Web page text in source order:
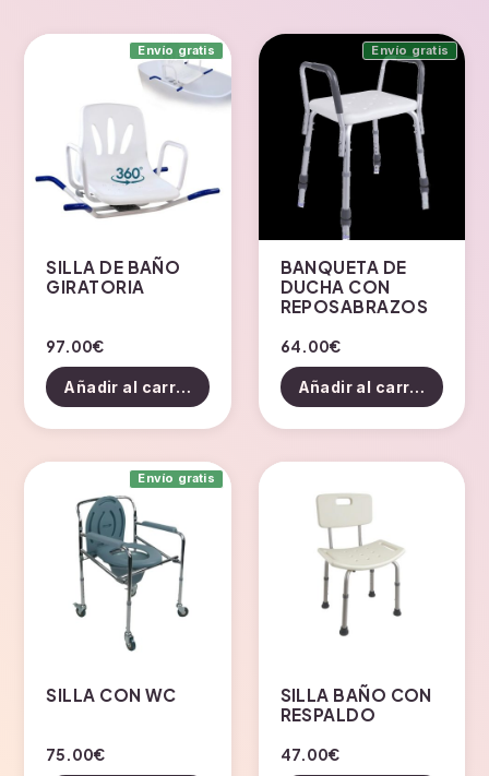
Envío gratis
SILLA DE BAÑO
GIRATORIA
97.00€
Añadir al carrito
Envío gratis
BANQUETA DE
DUCHA CON
REPOSABRAZOS
64.00€
Añadir al carrito
Envío gratis
SILLA CON WC
75.00€
SILLA BAÑO CON
RESPALDO
47.00€